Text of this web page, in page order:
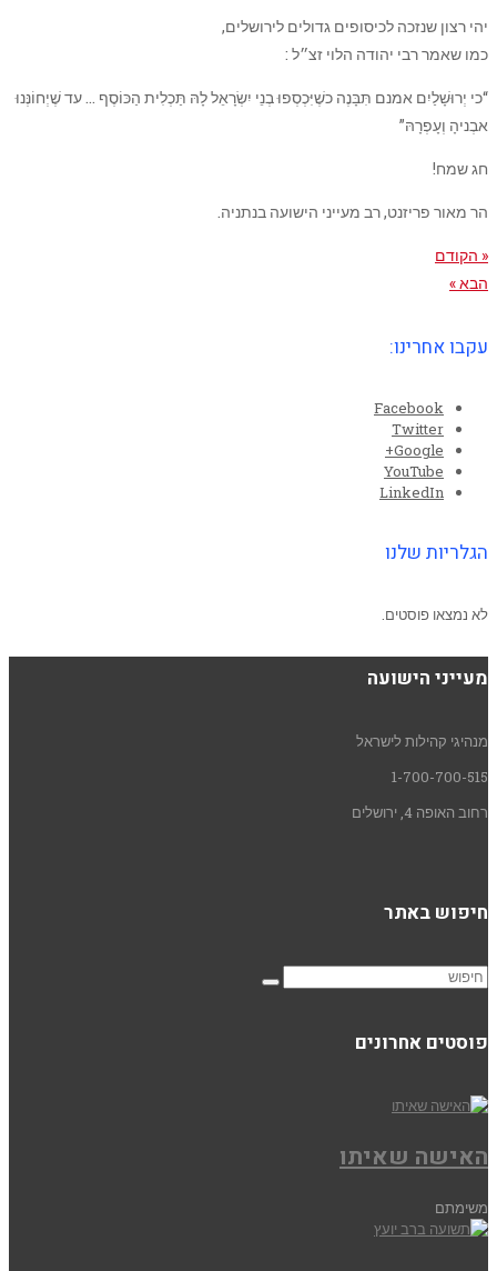
יהי רצון שנזכה לכיסופים גדולים לירושלים,
כמו שאמר רבי יהודה הלוי זצ״ל :
“כי ‎יְרוּשָׁלַיִם אמנם תִּבָּנֶה כשֶׁיִּכְסְפוּ בְנֵי יִשְׂרָאֵל לָהּ תַּכְלִית הַכּוֹסֶף … עד שֶׁיְחוֹנְּנוּ
אבְניהָ וְעָפְרָהּ”
חג שמח!
הר מאור פריזנט, רב מעייני הישועה בנתניה.
« הקודם
הבא »
עקבו אחרינו:
Facebook
Twitter
Google+
YouTube
LinkedIn
הגלריות שלנו
לא נמצאו פוסטים.
מעייני הישועה
מנהיגי קהילות לישראל
1-700-700-515
רחוב האופה 4, ירושלים
חיפוש באתר
פוסטים אחרונים
האישה שאיתו
משימתם